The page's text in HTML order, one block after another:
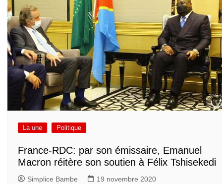
La une Politique
France-RDC: par son émissaire, Emanuel
Macron réitère son soutien à Félix Tshisekedi
Simplice Bambe 19 novembre 2020